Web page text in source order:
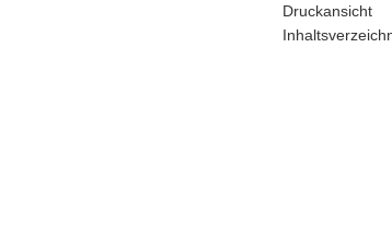
Druckansicht